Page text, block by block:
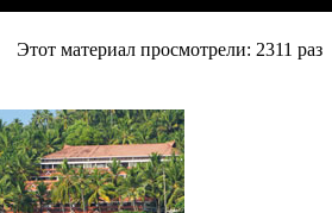
Этот материал просмотрели: 2311 раз